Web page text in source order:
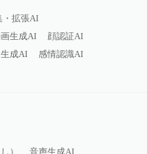
・拡張AI
生成AI
顔認証AI
成AI
感情認識AI
）
音声生成AI